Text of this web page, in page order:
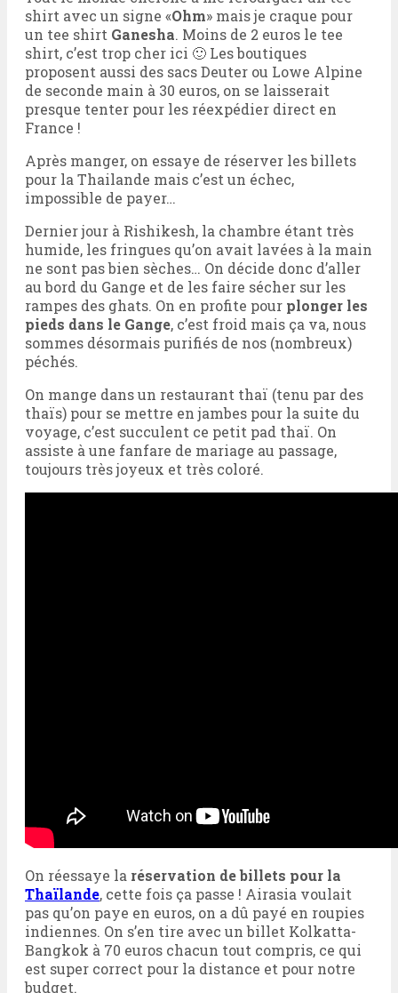
shirt avec un signe «Ohm» mais je craque pour
un tee shirt Ganesha. Moins de 2 euros le tee
shirt, c’est trop cher ici 🙂 Les boutiques
proposent aussi des sacs Deuter ou Lowe Alpine
de seconde main à 30 euros, on se laisserait
presque tenter pour les réexpédier direct en
France !
Après manger, on essaye de réserver les billets
pour la Thailande mais c’est un échec,
impossible de payer…
Dernier jour à Rishikesh, la chambre étant très
humide, les fringues qu’on avait lavées à la main
ne sont pas bien sèches… On décide donc d’aller
au bord du Gange et de les faire sécher sur les
rampes des ghats. On en profite pour plonger les
pieds dans le Gange, c’est froid mais ça va, nous
sommes désormais purifiés de nos (nombreux)
péchés.
On mange dans un restaurant thaï (tenu par des
thaïs) pour se mettre en jambes pour la suite du
voyage, c’est succulent ce petit pad thaï. On
assiste à une fanfare de mariage au passage,
toujours très joyeux et très coloré.
On réessaye la réservation de billets pour la
Thaïlande, cette fois ça passe ! Airasia voulait
pas qu’on paye en euros, on a dû payé en roupies
indiennes. On s’en tire avec un billet Kolkatta-
Bangkok à 70 euros chacun tout compris, ce qui
est super correct pour la distance et pour notre
budget.